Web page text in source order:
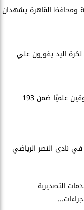
ومحافظ القاهرة يشهدان
اليد يفوزون علي
تكريم 500 من المتفوقين علميًا ضمن 193
نادى النصر الرياضي
التصديرية